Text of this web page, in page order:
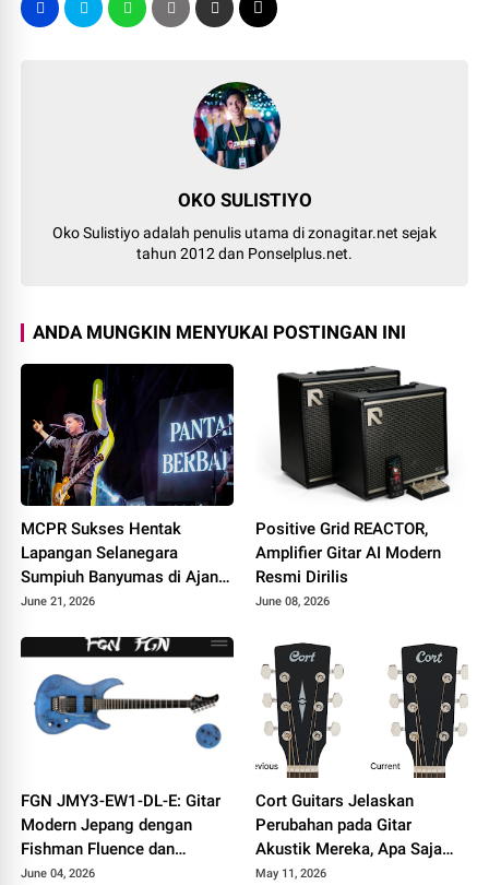
OKO SULISTIYO
Oko Sulistiyo adalah penulis utama di zonagitar.net sejak
tahun 2012 dan Ponselplus.net.
ANDA MUNGKIN MENYUKAI POSTINGAN INI
MCPR Sukses Hentak
Lapangan Selanegara
Sumpiuh Banyumas di Ajang
76 Silaturahmi HAPPIII
June 21, 2026
Positive Grid REACTOR,
Amplifier Gitar AI Modern
Resmi Dirilis
June 08, 2026
FGN JMY3-EW1-DL-E: Gitar
Modern Jepang dengan
Fishman Fluence dan
Tremolo Locking
June 04, 2026
Cort Guitars Jelaskan
Perubahan pada Gitar
Akustik Mereka, Apa Saja
yang Berubah
May 11, 2026